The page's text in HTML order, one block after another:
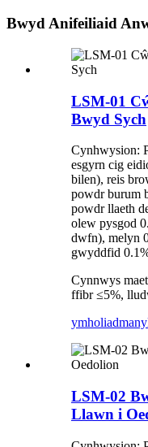
Bwyd Anifeiliaid
LSM-01
Bwyd Sych
Cynhwysion:
esgyrn cig
bilen), reis
powdr burum
powdr llaeth
olew pysgod
dwfn), melyn
gwyddfid
Cynnwys
ffibr ≤5%,
ymholiad
LSM-02
Llawn i